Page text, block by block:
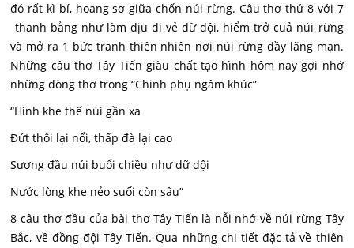
đó rất kì bí, hoang sơ giữa chốn núi rừng. Câu thơ thứ 8 với 7
thanh bằng như làm dịu đi vẻ dữ dội, hiểm trở cuả núi rừng
và mở ra 1 bức tranh thiên nhiên nơi núi rừng đầy lãng mạn.
Những câu thơ Tây Tiến giàu chất tạo hình hôm nay gợi nhớ
những dòng thơ trong “Chinh phụ ngâm khúc”
“Hình khe thế núi gần xa
Đứt thôi lại nổi, thấp đà lại cao
Sương đầu núi buổi chiều như dữ dội
Nước lòng khe nẻo suối còn sâu”
8 câu thơ đầu của bài thơ Tây Tiến là nỗi nhớ về núi rừng Tây
Bắc, về đồng đội Tây Tiến. Qua những chi tiết đặc tả về thiên